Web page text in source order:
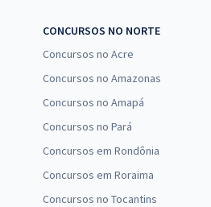
CONCURSOS NO NORTE
Concursos no Acre
Concursos no Amazonas
Concursos no Amapá
Concursos no Pará
Concursos em Rondônia
Concursos em Roraima
Concursos no Tocantins